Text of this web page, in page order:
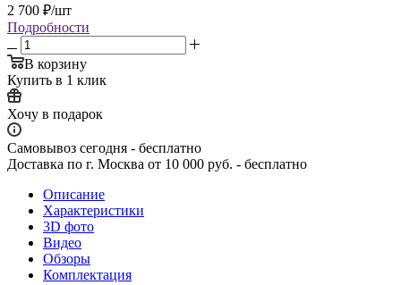
2 700 ₽/шт
Подробности
В корзину
Купить в 1 клик
Хочу в подарок
Самовывоз сегодня - бесплатно
Доставка по г. Москва от 10 000 руб. - бесплатно
Описание
Характеристики
3D фото
Видео
Обзоры
Комплектация